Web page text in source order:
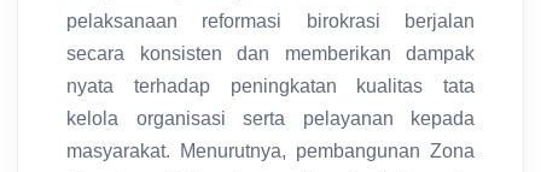
pelaksanaan reformasi birokrasi berjalan
secara konsisten dan memberikan dampak
nyata terhadap peningkatan kualitas tata
kelola organisasi serta pelayanan kepada
masyarakat. Menurutnya, pembangunan Zona